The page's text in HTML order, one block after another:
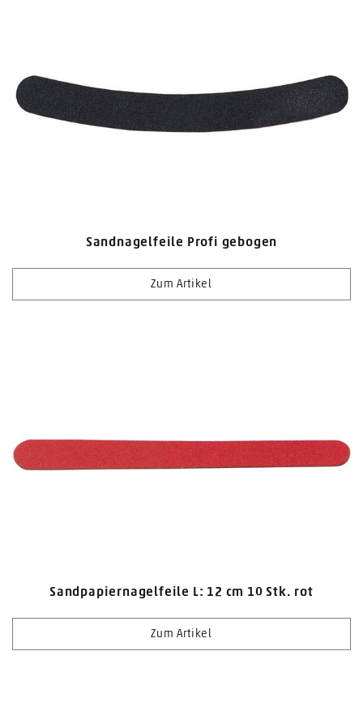
Sandnagelfeile Profi gebogen
Zum Artikel
Sandpapiernagelfeile L: 12 cm 10 Stk. rot
Zum Artikel